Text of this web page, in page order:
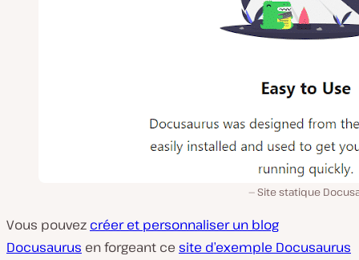
Site statique
Vous pouvez créer et personnaliser un blog
Docusaurus en forgeant ce site d’exemple Docusaurus